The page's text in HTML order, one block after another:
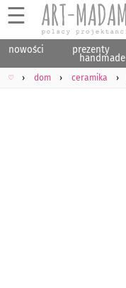
☰
nowości prezenty
handmade
♡ dom ceramika